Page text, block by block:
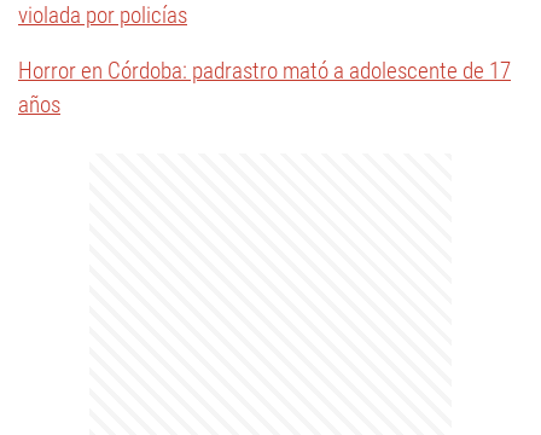
violada por policías
Horror en Córdoba: padrastro mató a adolescente de 17
años